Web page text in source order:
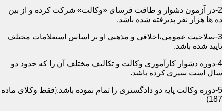
2-در آزمون دشوار و طاقت فرسای «وکالت» شرکت کرده و از بین
ده ها هزار نفر پذیرفته شده باشد.
3-صلاحیت عمومی،اخلاقی و مذهبی او بر اساس استعلامات مختلف
تایید شده باشد.
4-دوره دشوار کارآموزی وکالت و تکالیف مختلف آن را که حدود دو
سال است سپری کرده باشد.
5-دوره وکالت پایه دو دادگستری را تمام نموده باشد.(فقط وکلای ماده
187)